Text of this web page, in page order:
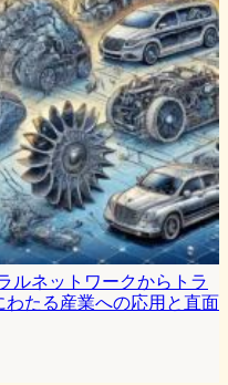
ルネットワークからトラ
たる産業への応用と直面